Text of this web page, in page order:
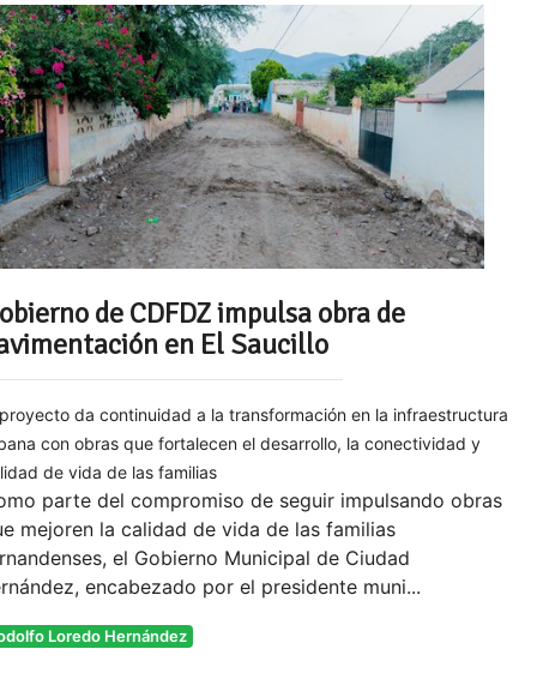
de CDFDZ impulsa obra de
en El Saucillo
da continuidad a la transformación en la infraestructura
con obras que fortalecen el desarrollo, la conectividad y
de vida de las familias
parte del compromiso de seguir impulsando obras
mejoren la calidad de vida de las familias
el Gobierno Municipal de Ciudad
encabezado por el presidente muni...
Loredo Hernández